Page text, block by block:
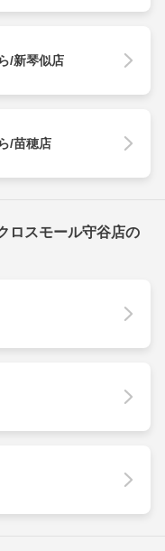
/新琴似店
/苗穂店
ロスモール守谷店の